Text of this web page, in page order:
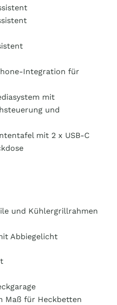
Integration für
mit
und
mit 2 x USB-C
und Kühlergrillrahmen
Abbiegelicht
Maß für Heckbetten